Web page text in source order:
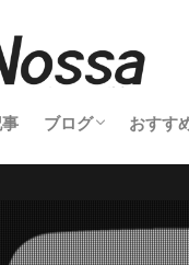
ブログ おすす